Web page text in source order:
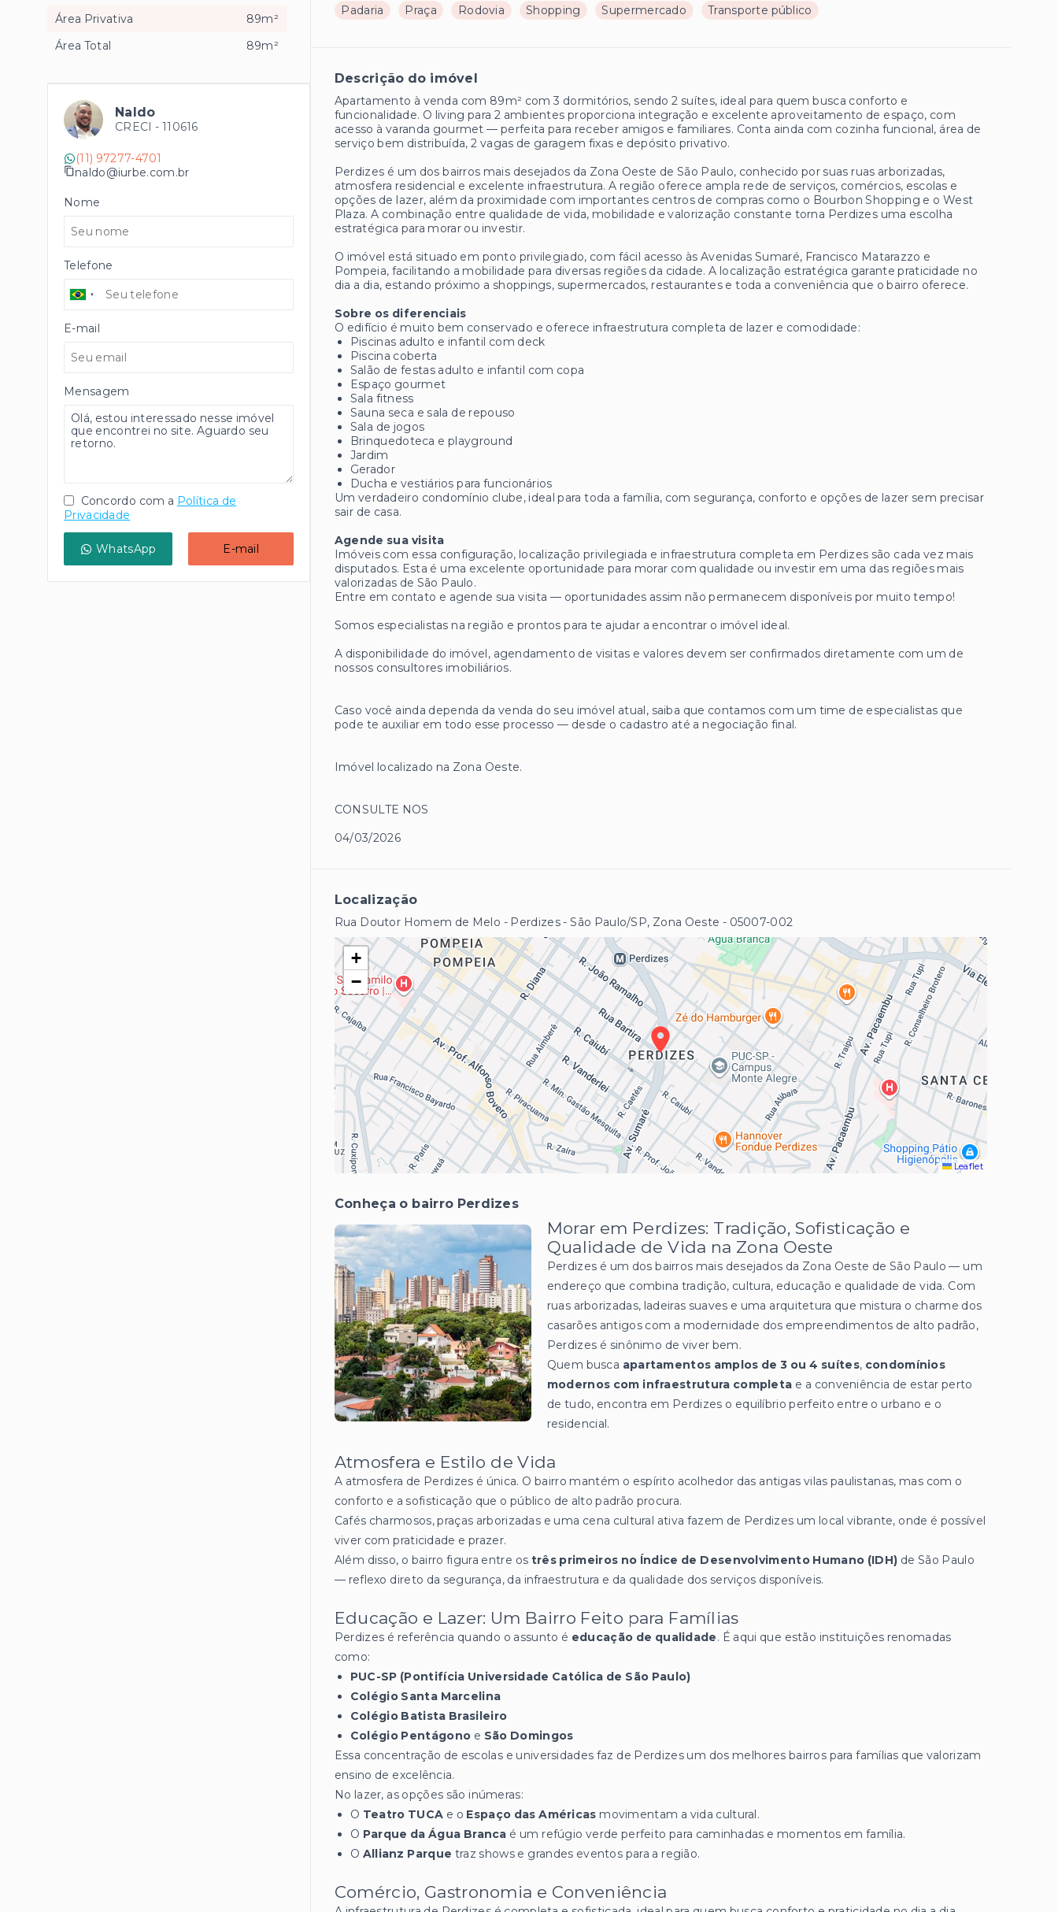
Padaria
Praça Rodovia Shopping Supermercado Transporte público
Descrição do imóvel
Apartamento à venda com 89m² com 3 dormitórios, sendo 2 suítes, ideal para quem busca conforto e
funcionalidade. O living para 2 ambientes proporciona integração e excelente aproveitamento de espaço, com
acesso à varanda gourmet — perfeita para receber amigos e familiares. Conta ainda com cozinha funcional, área de
serviço bem distribuída, 2 vagas de garagem fixas e depósito privativo.
Perdizes é um dos bairros mais desejados da Zona Oeste de São Paulo, conhecido por suas ruas arborizadas,
atmosfera residencial e excelente infraestrutura. A região oferece ampla rede de serviços, comércios, escolas e
opções de lazer, além da proximidade com importantes centros de compras como o Bourbon Shopping e o West
Plaza. A combinação entre qualidade de vida, mobilidade e valorização constante torna Perdizes uma escolha
estratégica para morar ou investir.
O imóvel está situado em ponto privilegiado, com fácil acesso às Avenidas Sumaré, Francisco Matarazzo e
Pompeia, facilitando a mobilidade para diversas regiões da cidade. A localização estratégica garante praticidade no
dia a dia, estando próximo a shoppings, supermercados, restaurantes e toda a conveniência que o bairro oferece.
Sobre os diferenciais
O edifício é muito bem conservado e oferece infraestrutura completa de lazer e comodidade:
Piscinas adulto e infantil com deck
Piscina coberta
Salão de festas adulto e infantil com copa
Espaço gourmet
Sala fitness
Sauna seca e sala de repouso
Sala de jogos
Brinquedoteca e playground
Jardim
Gerador
Ducha e vestiários para funcionários
Um verdadeiro condomínio clube, ideal para toda a família, com segurança, conforto e opções de lazer sem precisar
sair de casa.
Agende sua visita
Imóveis com essa configuração, localização privilegiada e infraestrutura completa em Perdizes são cada vez mais
disputados. Esta é uma excelente oportunidade para morar com qualidade ou investir em uma das regiões mais
valorizadas de São Paulo.
Entre em contato e agende sua visita — oportunidades assim não permanecem disponíveis por muito tempo!
Somos especialistas na região e prontos para te ajudar a encontrar o imóvel ideal.
A disponibilidade do imóvel, agendamento de visitas e valores devem ser confirmados diretamente com um de
nossos consultores imobiliários.
Caso você ainda dependa da venda do seu imóvel atual, saiba que contamos com um time de especialistas que
pode te auxiliar em todo esse processo — desde o cadastro até a negociação final.
Imóvel localizado na Zona Oeste.
CONSULTE NOS
04/03/2026
Localização
Rua Doutor Homem de Melo - Perdizes - São Paulo/SP, Zona Oeste - 05007-002
+
−
Leaflet
Conheça o bairro Perdizes
Morar em Perdizes: Tradição, Sofisticação e
Qualidade de Vida na Zona Oeste
Perdizes é um dos bairros mais desejados da Zona Oeste de São Paulo — um
endereço que combina tradição, cultura, educação e qualidade de vida. Com
ruas arborizadas, ladeiras suaves e uma arquitetura que mistura o charme dos
casarões antigos com a modernidade dos empreendimentos de alto padrão,
Perdizes é sinônimo de viver bem.
Quem busca apartamentos amplos de 3 ou 4 suítes, condomínios
modernos com infraestrutura completa e a conveniência de estar perto
de tudo, encontra em Perdizes o equilíbrio perfeito entre o urbano e o
residencial.
Atmosfera e Estilo de Vida
A atmosfera de Perdizes é única. O bairro mantém o espírito acolhedor das antigas vilas paulistanas, mas com o
conforto e a sofisticação que o público de alto padrão procura.
Cafés charmosos, praças arborizadas e uma cena cultural ativa fazem de Perdizes um local vibrante, onde é possível
viver com praticidade e prazer.
Além disso, o bairro figura entre os três primeiros no Índice de Desenvolvimento Humano (IDH) de São Paulo
— reflexo direto da segurança, da infraestrutura e da qualidade dos serviços disponíveis.
Educação e Lazer: Um Bairro Feito para Famílias
Perdizes é referência quando o assunto é educação de qualidade. É aqui que estão instituições renomadas
como:
PUC-SP (Pontifícia Universidade Católica de São Paulo)
Colégio Santa Marcelina
Colégio Batista Brasileiro
Colégio Pentágono e São Domingos
Essa concentração de escolas e universidades faz de Perdizes um dos melhores bairros para famílias que valorizam
ensino de excelência.
No lazer, as opções são inúmeras:
O Teatro TUCA e o Espaço das Américas movimentam a vida cultural.
O Parque da Água Branca é um refúgio verde perfeito para caminhadas e momentos em família.
O Allianz Parque traz shows e grandes eventos para a região.
Comércio, Gastronomia e Conveniência
Área Privativa
89m²
Área Total
89m²
Naldo
CRECI - 110616
(11) 97277-4701
naldo@iurbe.com.br
Nome
Telefone
E-mail
Mensagem
Concordo com a Política de
Privacidade
WhatsApp E-mail